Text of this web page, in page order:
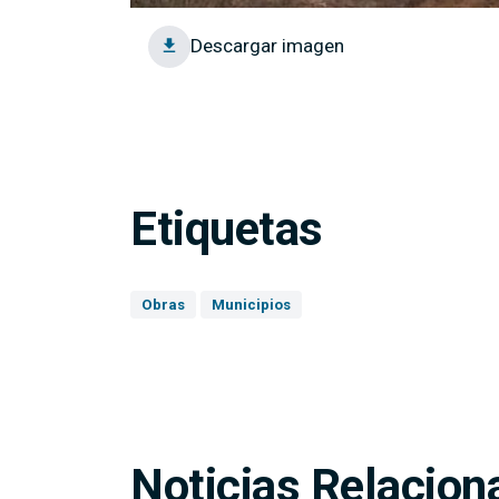
Descargar imagen
Etiquetas
Obras Municipios
Noticias